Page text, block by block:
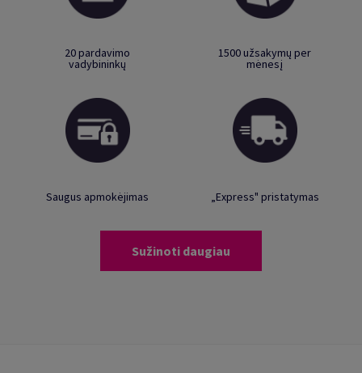
20 pardavimo
vadybininkų
1500 užsakymų per
mėnesį
Saugus apmokėjimas „Express" pristatymas
Sužinoti daugiau